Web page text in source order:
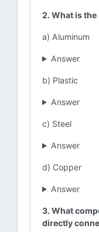
2. What is
a) Aluminum
Answer
b) Plastic
Answer
c) Steel
Answer
d) Copper
Answer
3. What
directly